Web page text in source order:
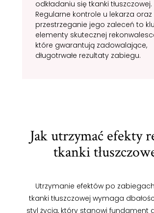
odkładaniu się tkanki tłuszczowej.
Regularne kontrole u lekarza oraz
przestrzeganie jego zaleceń to
elementy skutecznej
które gwarantują zadowalające,
długotrwałe rezultaty zabiegu.
Jak utrzymać efekty
tkanki
Utrzymanie efektów po
tkanki tłuszczowej wymaga
styl życia, który stanowi fundament